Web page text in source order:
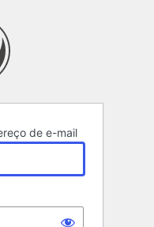
de e-mail